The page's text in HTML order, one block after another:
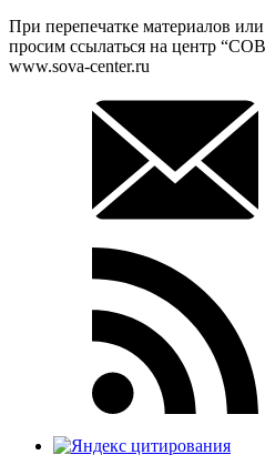
При перепечатке материалов
просим ссылаться на центр
www.sova-center.ru